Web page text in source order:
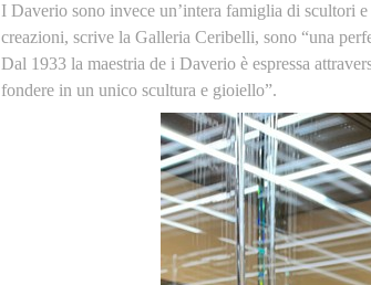
I Daverio sono invece un’intera famiglia di scultori
creazioni, scrive la Galleria Ceribelli, sono “una
Dal 1933 la maestria de i Daverio è espressa
fondere in un unico scultura e gioiello”.